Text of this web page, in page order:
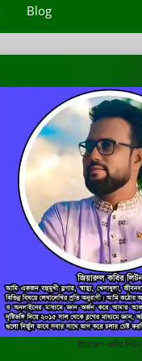
Blog
জিয়ারুল কবির লিটন